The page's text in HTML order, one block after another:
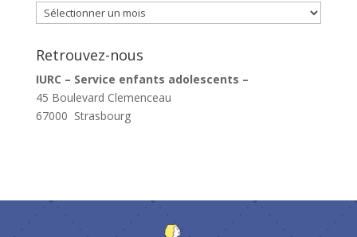
Archives
Retrouvez-nous
IURC – Service enfants adolescents –
45 Boulevard Clemenceau
67000 Strasbourg